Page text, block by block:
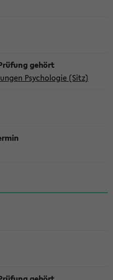
Psychologie (Sitz)